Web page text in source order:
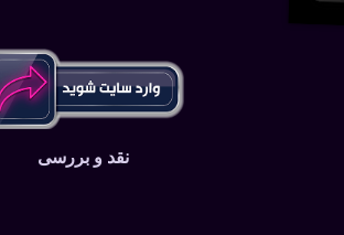
نقد و بررسی